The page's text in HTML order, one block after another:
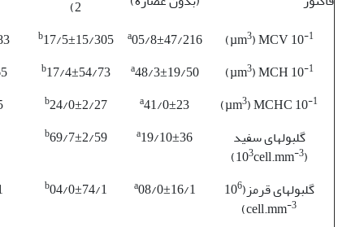
2)
µm3) MCV 10-1
)
a05/8±47/216
b17/5±15/305
µm3) MCH 10-1
)
a48/3±19/50
b17/4±54/73
µm3) MCHC 10-1
)
a41/0±23
b24/0±2/27
گلبولهای سفید
(10
3cell.mm-3
)
a19/10±36
b69/7±2/59
گلبولهای قرمز(106
cell.mm-3
)
a08/0±16/1
b04/0±74/1